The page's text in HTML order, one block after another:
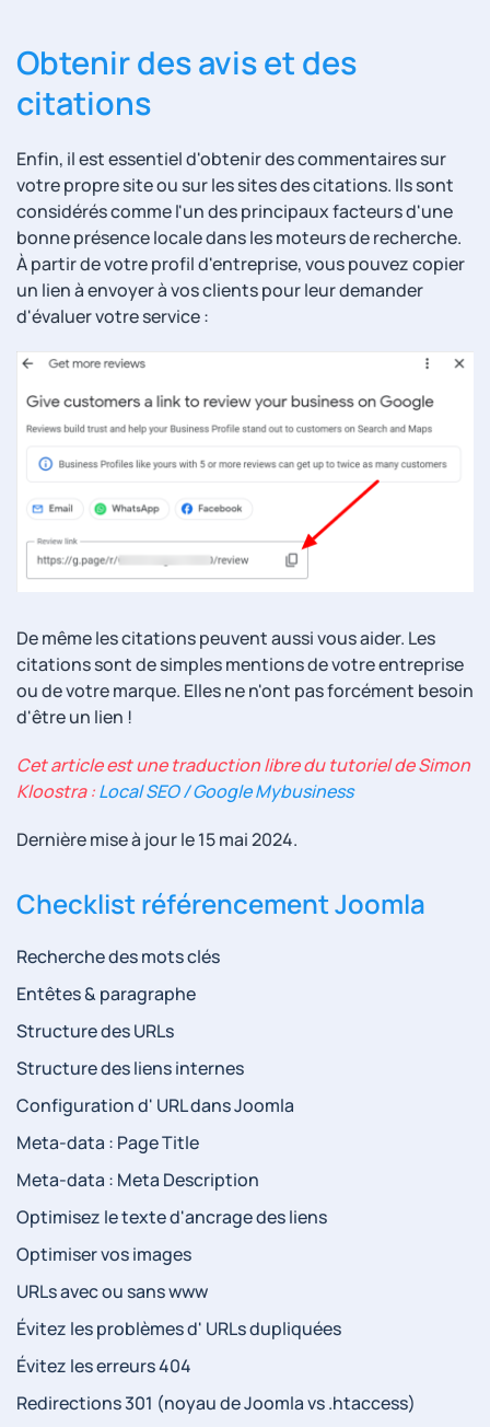
Obtenir des avis et des
citations
Enfin, il est essentiel d'obtenir des commentaires sur
votre propre site ou sur les sites des citations. Ils sont
considérés comme l'un des principaux facteurs d'une
bonne présence locale dans les moteurs de recherche.
À partir de votre profil d'entreprise, vous pouvez copier
un lien à envoyer à vos clients pour leur demander
d'évaluer votre service :
De même les citations peuvent aussi vous aider. Les
citations sont de simples mentions de votre entreprise
ou de votre marque. Elles ne n'ont pas forcément besoin
d'être un lien !
Cet article est une traduction libre du tutoriel de Simon
Kloostra :Local SEO / Google Mybusiness
Dernière mise à jour le15 mai 2024.
Checklist référencement Joomla
Recherche des mots clés
Entêtes & paragraphe
Structure des URLs
Structure des liens internes
Configuration d' URL dans Joomla
Meta-data : Page Title
Meta-data : Meta Description
Optimisez le texte d'ancrage des liens
Optimiser vos images
URLs avec ou sans www
Évitez les problèmes d' URLs dupliquées
Évitez les erreurs 404
Redirections 301 (noyau de Joomla vs .htaccess)